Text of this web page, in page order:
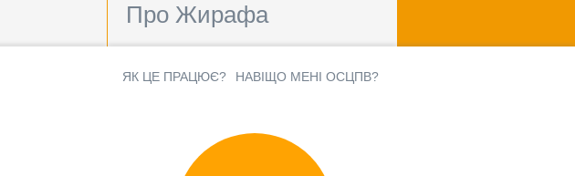
Про Жирафа
ЯК ЦЕ ПРАЦЮЄ? НАВІЩО МЕНІ ОСЦПВ?